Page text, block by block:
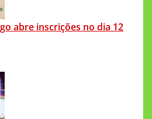
abre inscrições no dia 12